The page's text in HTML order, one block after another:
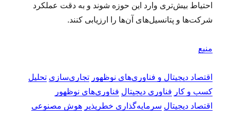
احتیاط بیش‌تری وارد این حوزه شوند و به دقت عملکرد
شرکت‌ها و پتانسیل‌های آن‌ها را ارزیابی کنند.
منبع
اقتصاد دیجیتال و فناوری‌های نوظهور تجاری‌سازی تحلیل
کسب و کار فناوری دیجیتال فناوری‌های نوظهور
اقتصاد دیجیتال سرمایه‌گذاری خطرپذیر هوش مصنوعی